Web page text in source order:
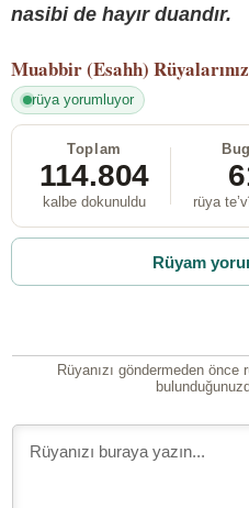
nasibi de hayır duandır.
Muabbir (Esahh)
rüya yorumluyor
Toplam
114.804
kalbe dokunuldu rüya
Rüyam
Rüyanızı göndermeden